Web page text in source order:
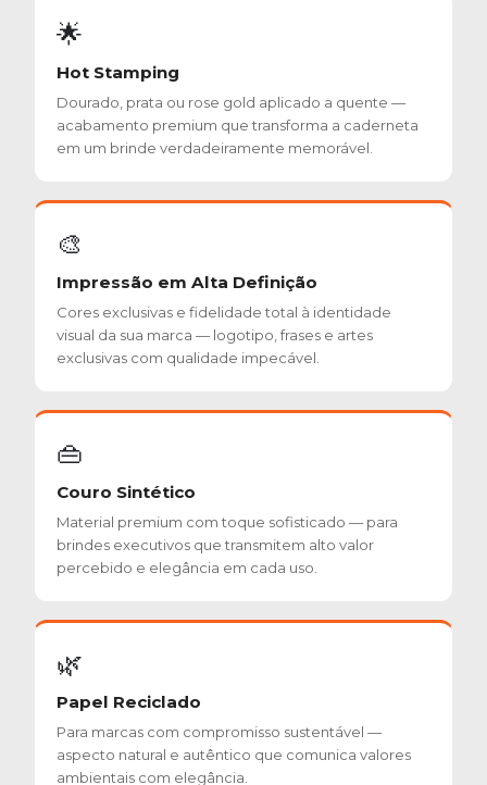
🌟
Hot Stamping
Dourado, prata ou rose gold aplicado a quente —
acabamento premium que transforma a caderneta
em um brinde verdadeiramente memorável.
🎨
Impressão em Alta Definição
Cores exclusivas e fidelidade total à identidade
visual da sua marca — logotipo, frases e artes
exclusivas com qualidade impecável.
👜
Couro Sintético
Material premium com toque sofisticado — para
brindes executivos que transmitem alto valor
percebido e elegância em cada uso.
🌿
Papel Reciclado
Para marcas com compromisso sustentável —
aspecto natural e autêntico que comunica valores
ambientais com elegância.